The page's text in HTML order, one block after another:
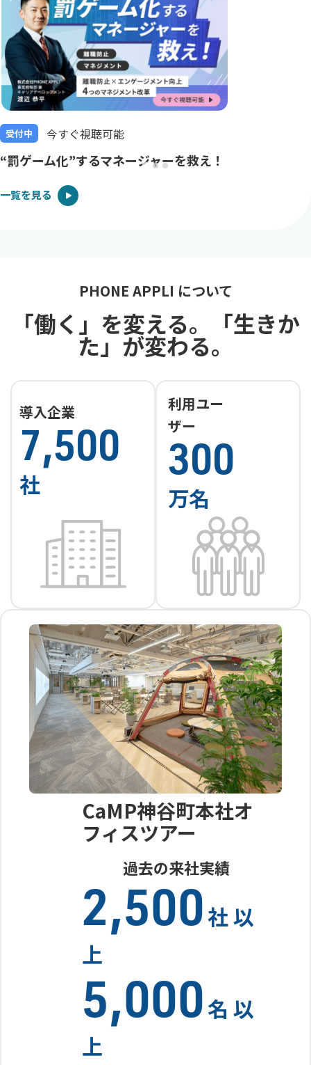
受付中 今すぐ視聴可能
“罰ゲーム化”するマネージャーを救え！
一覧を見る
PHONE APPLI について
「働く」を変える。「生きか
た」が変わる。
導入企業
7,500
社
利用ユー
ザー
300
万名
CaMP神谷町本社オ
フィスツアー
過去の来社実績
2,500社 以
上
5,000名 以
上